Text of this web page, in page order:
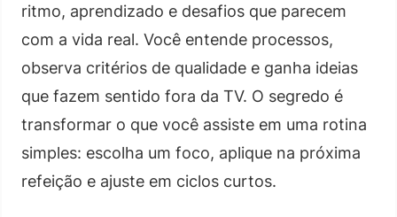
ritmo, aprendizado e desafios que parecem
com a vida real. Você entende processos,
observa critérios de qualidade e ganha ideias
que fazem sentido fora da TV. O segredo é
transformar o que você assiste em uma rotina
simples: escolha um foco, aplique na próxima
refeição e ajuste em ciclos curtos.